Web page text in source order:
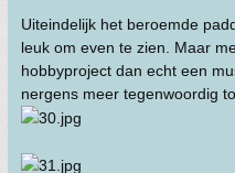
Uiteindelijk het beroemde
leuk om even te zien. Maar
hobbyproject dan echt een
nergens meer tegenwoordig